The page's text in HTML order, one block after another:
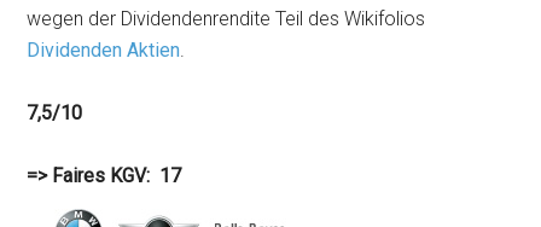
wegen der Dividendenrendite Teil des Wikifolios
Dividenden Aktien.
7,5/10
=> Faires KGV: 17